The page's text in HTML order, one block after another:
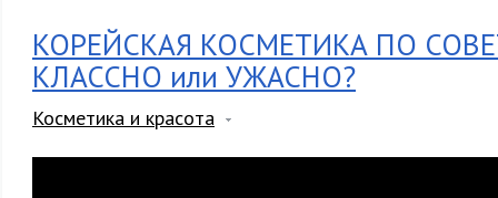
КОРЕЙСКАЯ КОСМЕТИКА ПО
КЛАССНО или УЖАСНО?
Косметика и красота